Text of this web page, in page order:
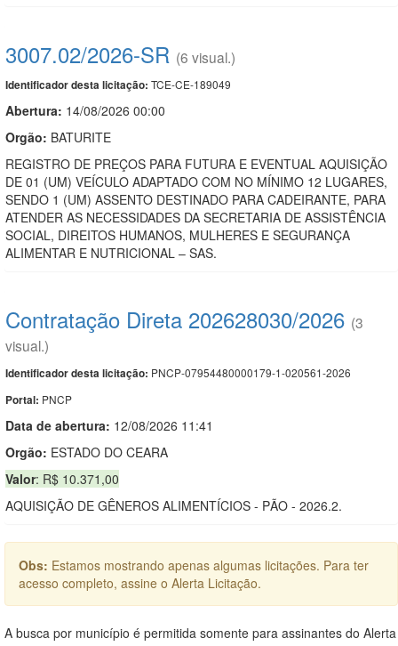
3007.02/2026-SR (6 visual.)
Identificador desta licitação: TCE-CE-189049
Abertura: 14/08/2026 00:00
Orgão: BATURITE
REGISTRO DE PREÇOS PARA FUTURA E EVENTUAL AQUISIÇÃO
DE 01 (UM) VEÍCULO ADAPTADO COM NO MÍNIMO 12 LUGARES,
SENDO 1 (UM) ASSENTO DESTINADO PARA CADEIRANTE, PARA
ATENDER AS NECESSIDADES DA SECRETARIA DE ASSISTÊNCIA
SOCIAL, DIREITOS HUMANOS, MULHERES E SEGURANÇA
ALIMENTAR E NUTRICIONAL – SAS.
Contratação Direta 202628030/2026 (3
visual.)
Identificador desta licitação: PNCP-07954480000179-1-020561-2026
Portal: PNCP
Data de abertura: 12/08/2026 11:41
Orgão: ESTADO DO CEARA
Valor: R$ 10.371,00
AQUISIÇÃO DE GÊNEROS ALIMENTÍCIOS - PÃO - 2026.2.
Obs: Estamos mostrando apenas algumas licitações. Para ter
acesso completo, assine o Alerta Licitação.
A busca por município é permitida somente para assinantes do Alerta